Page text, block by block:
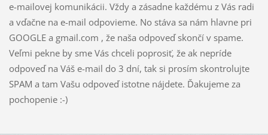
e-mailovej komunikácii. Vždy a zásadne každému z Vás radi
a vďačne na e-mail odpovieme. No stáva sa nám hlavne pri
GOOGLE a gmail.com , že naša odpoveď skončí v spame.
Veľmi pekne by sme Vás chceli poprosiť, že ak nepríde
odpoveď na Váš e-mail do 3 dní, tak si prosím skontrolujte
SPAM a tam Vašu odpoveď istotne nájdete. Ďakujeme za
pochopenie :-)